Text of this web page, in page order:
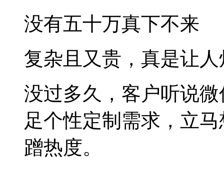
没有五十万真下不来
复杂且又贵，真是让人
没过多久，客户听说
足个性定制需求，立
蹭热度。